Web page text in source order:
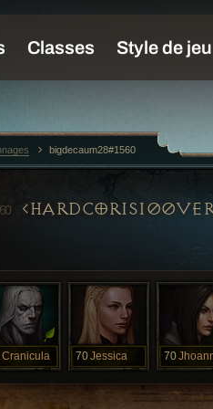
Cranicula 70Jessica 70
bigdecaum28#1560